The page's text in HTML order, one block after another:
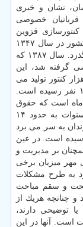
نشان و خبری
خصوصی
قزوین
بعنوان نخستین و بزرگترین كارخانه كنتورسازی كشور در سال ۱۳۴۷
تاسیس شد و امروز ۵۰ سال از تاسیس آن می گذرد. سال ۱۳۸۷ كه
گرفته شد، این
۹۰۰ كارگر، سالانه یك میلیون و ۲۰۰ هزار كنتور تولید می
كرد اما امروز تعداد كارگران این شركت به ۱۸۰ نفر رسیده است.
امروز دیگر این شركت تولید ندارد. كارگران ۲۴ ماه است كه حقوق
نگرفته اند و مطالبات كارگران آن با احتساب سنوات به حدود ۱۴
به سر می برد
است. در عین
بر مدیریت و
میزبان برخی
به طرح مشكلات
و سقم مباحث
و چنانچه هریك از
توضیحی دارند،
است. آنها در این